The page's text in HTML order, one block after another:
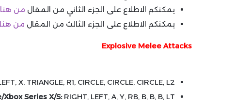
يمكنكم الاطلاع على الجزء الثاني من المقال من هنا
يمكنكم الاطلاع على الجزء الثالث من المقال من هنا
Explosive Melee Attacks
X, TRIANGLE, R1, CIRCLE, CIRCLE, CIRCLE, L2
Series X/S:RIGHT, LEFT, A, Y, RB, B, B, B, LT